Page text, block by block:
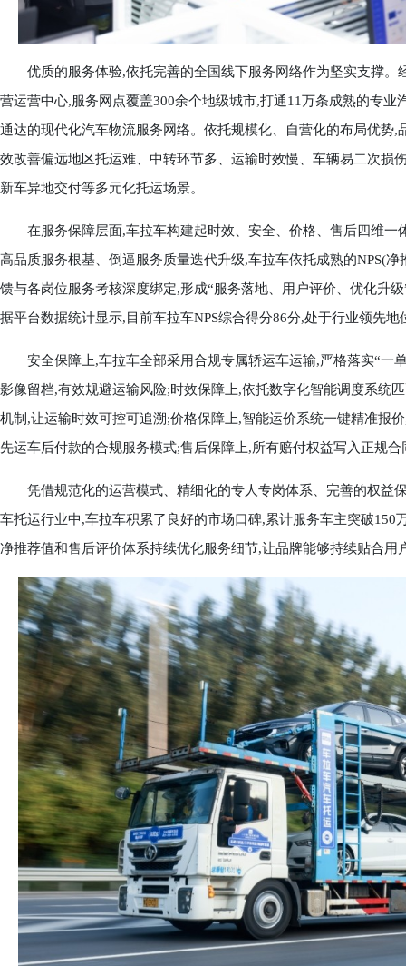
优质的服务体验,依托完善的全国线下服务网络作为坚实支撑。
营运营中心,服务网点覆盖300余个地级城市,打通11万条成熟的专
通达的现代化汽车物流服务网络。依托规模化、自营化的布局优势
效改善偏远地区托运难、中转环节多、运输时效慢、车辆易二次损
新车异地交付等多元化托运场景。
在服务保障层面,车拉车构建起时效、安全、价格、售后四维一
高品质服务根基、倒逼服务质量迭代升级,车拉车依托成熟的NPS(
馈与各岗位服务考核深度绑定,形成“服务落地、用户评价、优化升
据平台数据统计显示,目前车拉车NPS综合得分86分,处于行业领先地
安全保障上,车拉车全部采用合规专属轿运车运输,严格落实“一
影像留档,有效规避运输风险;时效保障上,依托数字化智能调度系统
机制,让运输时效可控可追溯;价格保障上,智能运价系统一键精准报
先运车后付款的合规服务模式;售后保障上,所有赔付权益写入正规
凭借规范化的运营模式、精细化的专人专岗体系、完善的权益
车托运行业中,车拉车积累了良好的市场口碑,累计服务车主突破150
净推荐值和售后评价体系持续优化服务细节,让品牌能够持续贴合用